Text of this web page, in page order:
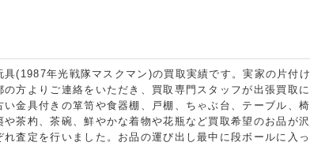
具(1987年光戦隊マスクマン)の買取実績です。実家の片付け
の方よりご連絡をいただき、買取専門スタッフが出張買取に
い金具付きの箪笥や食器棚、戸棚、ちゃぶ台、テーブル、椅
や茶杓、茶碗、鮮やかな着物や花瓶など買取希望のお品が沢
れ査定を行いました。お品の運び出し最中に段ボールに入っ